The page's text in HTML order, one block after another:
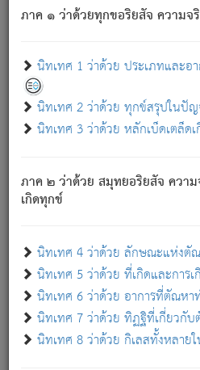
ภาค ๑ ว่าด้วยทุกขอริยสัจ ความจ
นิทเทศ 1 ว่าด้วย ประเภทและอ
นิทเทศ 2 ว่าด้วย ทุกข์สรุปในปั
นิทเทศ 3 ว่าด้วย หลักเบ็ดเตล็ด
ภาค ๒ ว่าด้วย สมุทยอริยสัจ ความ
เกิดทุกข์
นิทเทศ 4 ว่าด้วย ลักษณะแห่งตั
นิทเทศ 5 ว่าด้วย ที่เกิดและการ
นิทเทศ 6 ว่าด้วย อาการที่ตัณหา
นิทเทศ 7 ว่าด้วย ทิฏฐิที่เกี่ยวกั
นิทเทศ 8 ว่าด้วย กิเลสทั้งหลาย
ภพ ว่ามีได้เพราะวิภพ[2]: เรากล่าว
ปวงนั้น ก็ยังสลัดภพออกไปไม่ได้.
ก็ทุกข์นี้มีขึ้น เพราะอาศัยซึ่งอุปธิ
เพราะความสิ้นไปแห่งอุปาทาน
ทุกข์จึงไม่มี.
ท่านจงดูโลกนี้เถิด (จะเห็นว่า)
แน่นบังหนาแล้ว; และว่า สัตว์ผู้ยิน
อันเป็นไปในที่หรือเวลาทั้งปวง[3]เ
ประการทั้งปวง; ภพทั้งหลายทั้งหม
ความแปรปรวนเป็นธรรมดา.
อย่างนี้อยู่; เขาย่อมละภวตัณหาได้
ด้วย.
ความดับเพราะความสำรอกไม่
เพราะความสิ้นไปแห่งตัณหาโดยป
นิพพาน.
ภพใหม่ย่อมไม่มีแก่ภิกษุนั้น ผู้ดับ